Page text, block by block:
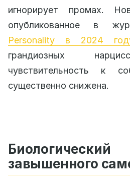
игнорирует промах.
опубликованное в
Personality в 2024
грандиозных
чувствительность к
существенно снижена.
завышенного